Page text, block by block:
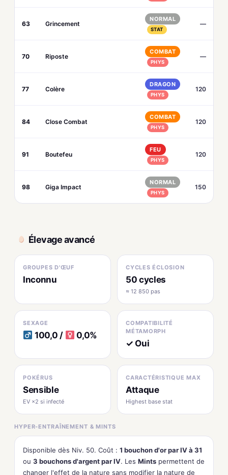
63 Grincement
NORMAL
STAT
—
70 Riposte
COMBAT
PHYS
—
77 Colère
DRAGON
PHYS
120
84 Close Combat
COMBAT
PHYS
120
91 Boutefeu
FEU
PHYS
120
98 Giga Impact
NORMAL
PHYS
150
Élevage avancé
GROUPES D'ŒUF
Inconnu
CYCLES ÉCLOSION
50 cycles
≈ 12 850 pas
SEXAGE
100,0 / 0,0%
COMPATIBILITÉ
MÉTAMORPH
✓ Oui
POKÉRUS
Sensible
EV ×2 si infecté
CARACTÉRISTIQUE MAX
Attaque
Highest base stat
HYPER-ENTRAÎNEMENT & MINTS
Disponible dès Niv. 50. Coût : 1 bouchon d'or par IV à 31
ou 3 bouchons d'argent par IV. Les Mints permettent de
changer l'effet de la nature sans modifier la nature de